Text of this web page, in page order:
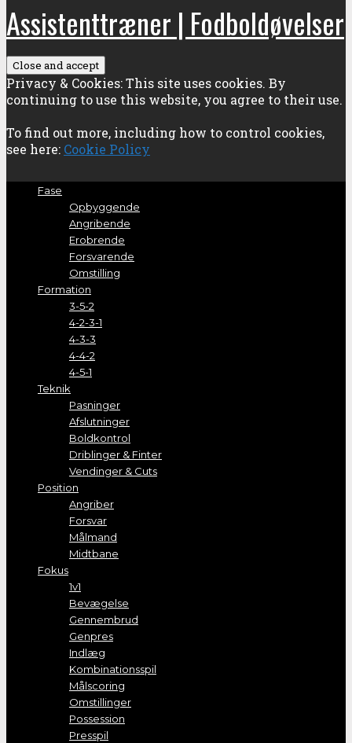
Assistenttræner | Fodboldøvelser
Privacy & Cookies: This site uses cookies. By
continuing to use this website, you agree to their use.
To find out more, including how to control cookies,
see here: Cookie Policy
Fase
Opbyggende
Angribende
Erobrende
Forsvarende
Omstilling
Formation
3-5-2
4-2-3-1
4-3-3
4-4-2
4-5-1
Teknik
Pasninger
Afslutninger
Boldkontrol
Driblinger & Finter
Vendinger & Cuts
Position
Angriber
Forsvar
Målmand
Midtbane
Fokus
1v1
Bevægelse
Gennembrud
Genpres
Indlæg
Kombinationsspil
Målscoring
Omstillinger
Possession
Presspil